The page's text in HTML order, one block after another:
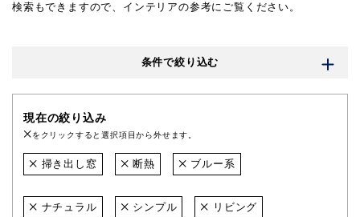
検索もできますので、インテリアの参考にご覧ください。
条件で絞り込む
現在の絞り込み
をクリックすると選択項目から外せます。
掃き出し窓 断熱 ブルー系
ナチュラル シンプル リビング